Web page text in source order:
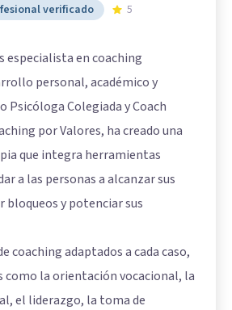
verificado 5
especialista en coaching
personal, académico y
Psicóloga Colegiada y Coach
por Valores, ha creado una
que integra herramientas
a las personas a alcanzar sus
bloqueos y potenciar sus
coaching adaptados a cada caso,
como la orientación vocacional, la
el liderazgo, la toma de